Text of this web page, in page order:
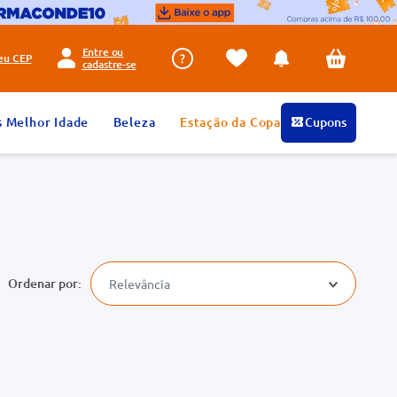
CEP
Entre ou
cadastre-se
Melhor Idade Beleza Estação da Copa Cupons
Relevância